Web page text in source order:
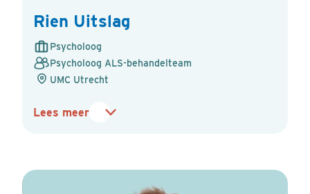
Rien Uitslag
Psycholoog
Psycholoog ALS-behandelteam
UMC Utrecht
Lees meer